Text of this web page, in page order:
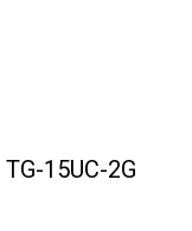
15UC-2G